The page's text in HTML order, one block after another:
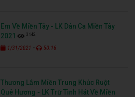
Em Về Miền Tây - LK Dân Ca Miền Tây
2021
3442
1/31/2021 - 50:16
Thương Lắm Miền Trung Khúc Ruột
Quê Hương - LK Trữ Tình Hát Về Miền